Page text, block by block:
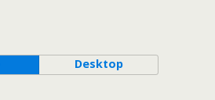
Desktop